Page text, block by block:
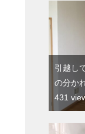
引越し
の分か
431